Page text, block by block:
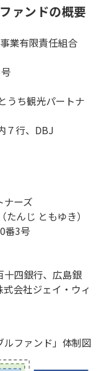
ァンドの概要
業有限責任組合
うち観光パートナ
７行、DBJ
ーズ
んじ ともゆき）
番3号
四銀行、広島銀
会社ジェイ・ウィ
ルファンド」体制図